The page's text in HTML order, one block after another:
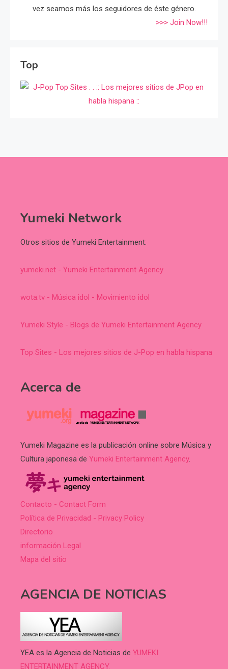
vez seamos más los seguidores de éste género.
>>> Join Now!!!
Top
Yumeki Network
Otros sitios de Yumeki Entertainment:
yumeki.net - Yumeki Entertainment Agency
wota.tv - Música idol - Movimiento idol
Yumeki Style - Blogs de Yumeki Entertainment Agency
Top Sites - Los mejores sitios de J-Pop en habla hispana
Acerca de
Yumeki Magazine es la publicación online sobre Música y
Cultura japonesa de Yumeki Entertainment Agency.
Contacto - Contact Form
Política de Privacidad - Privacy Policy
Directorio
información Legal
Mapa del sitio
AGENCIA DE NOTICIAS
YEA es la Agencia de Noticias de YUMEKI
ENTERTAINMENT AGENCY.